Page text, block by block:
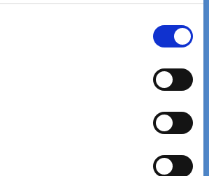
barra libre Mar de Copas.